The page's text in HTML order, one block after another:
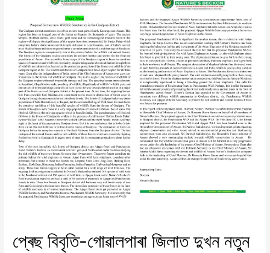
Editorial(July)
প্ৰেছ বিবৃতি-গোৱালপাৰা জিলাত দুখন নতুন